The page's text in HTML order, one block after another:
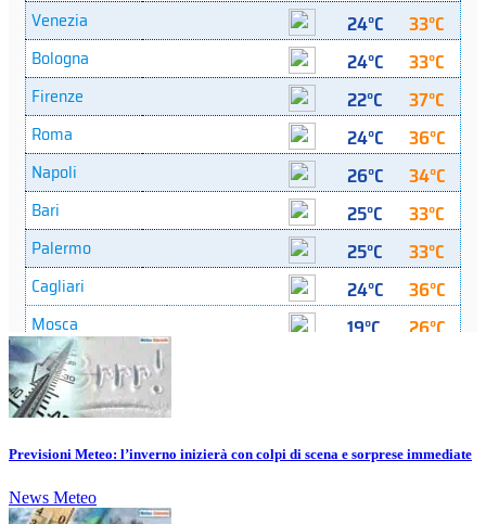
Previsioni Meteo: l’inverno inizierà con colpi di scena e sorprese immediate
News Meteo